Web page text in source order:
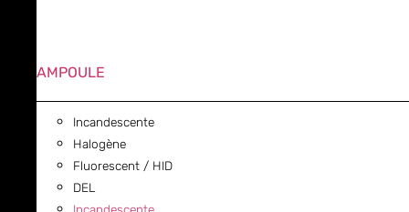
AMPOULE
Incandescente
Halogène
Fluorescent / HID
DEL